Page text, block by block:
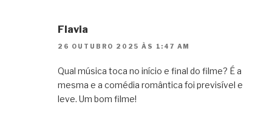
Flavia
26 OUTUBRO 2025 ÀS 1:47 AM
Qual música toca no início e final do filme? É a
mesma e a comédia romântica foi previsível e
leve. Um bom filme!